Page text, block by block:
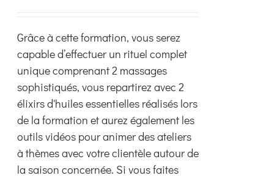
sur
la
page
du
produit
Grâce à cette formation, vous serez
capable d’effectuer un rituel complet
unique comprenant 2 massages
sophistiqués, vous repartirez avec 2
élixirs d'huiles essentielles réalisés lors
de la formation et aurez également les
outils vidéos pour animer des ateliers
à thèmes avec votre clientèle autour de
la saison concernée. Si vous faites